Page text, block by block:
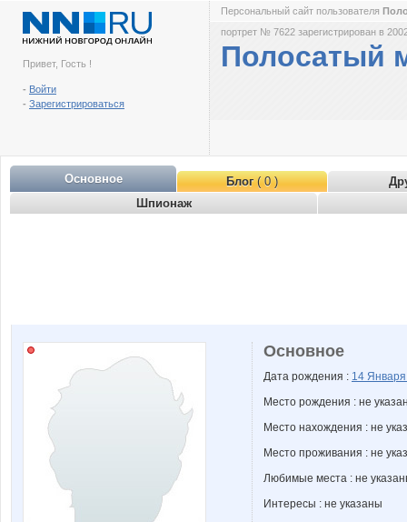
Привет, Гость !
- Войти
- Зарегистрироваться
Персональный сайт пользователя
портрет № 7622 зарегистрирован в
Полосатый
Основное Блог( 0 )
Шпионаж
Основное
Дата рождения : 14
Место рождения : не
Место нахождения : не
Место проживания : не
Любимые места : не
Интересы : не указаны